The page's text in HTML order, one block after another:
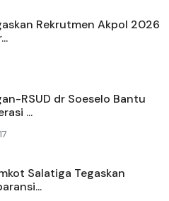
Rekrutmen Akpol 2026
RSUD dr Soeselo Bantu
...
Salatiga Tegaskan